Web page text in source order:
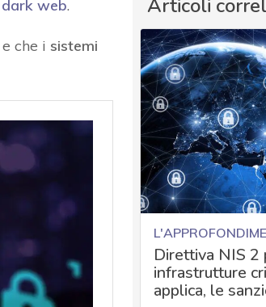
dark web.
che i sistemi
Articoli
Direttiva NIS 2
infrastrutture
applica, le